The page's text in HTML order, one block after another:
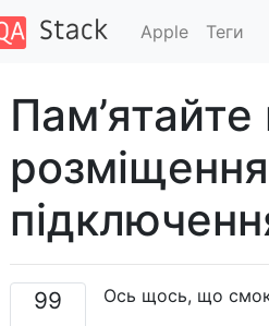
Apple Теги
Пам’ятайте
99
Ось щось, що